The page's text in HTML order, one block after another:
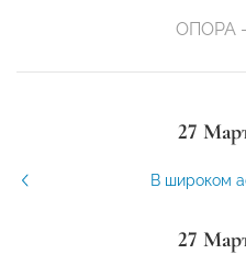
ОПОРА
27
В широком
27